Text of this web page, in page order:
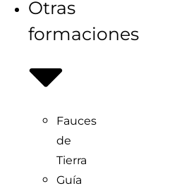
Otras
formaciones
Fauces
de
Tierra
Guía